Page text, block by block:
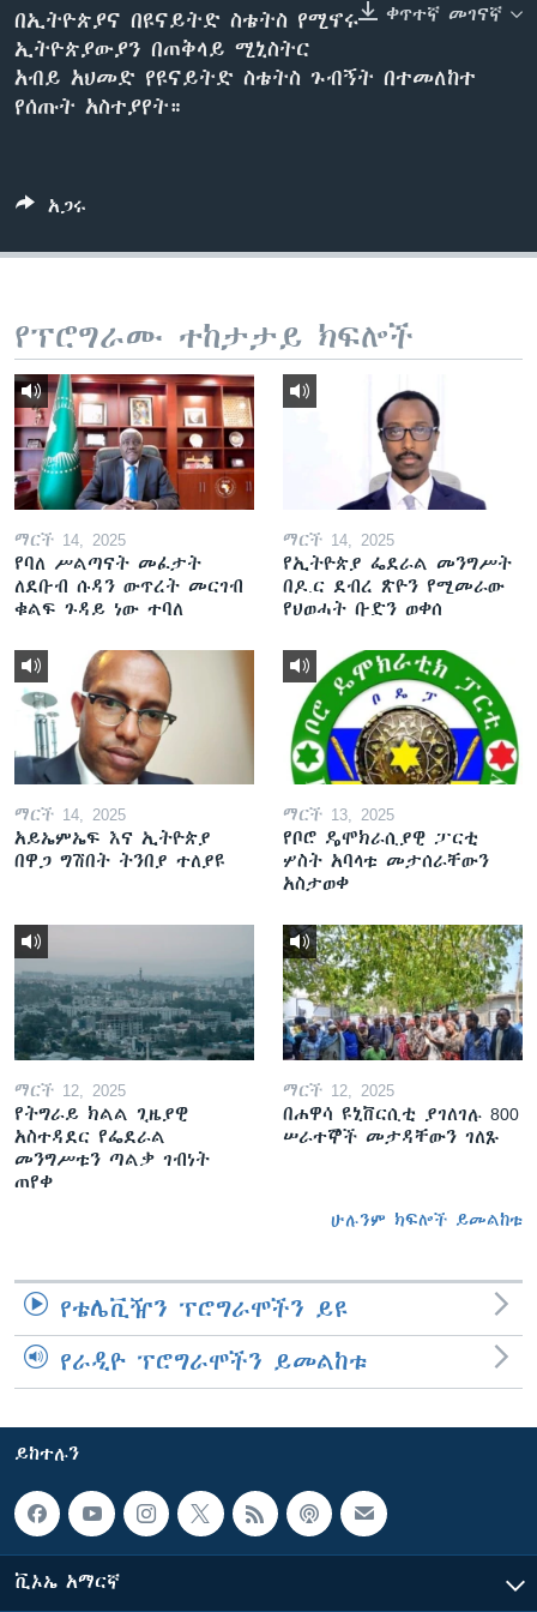
ቋንቋዎች
ቀጥተኛ መገናኛ
በኢትዮጵያና በዩናይትድ ስቴትስ የሚኖሩ
ኢትዮጵያውያን በጠቅላይ ሚኒስትር
አብይ አህመድ የዩናይትድ ስቴትስ ጉብኝት በተመለከተ
የሰጡት አስተያየት።
አጋሩ
የፕሮግራሙ ተከታታይ ክፍሎች
ማርች 14, 2025
የባለ ሥልጣናት መፈታት
ለደቡብ ሱዳን ውጥረት መርገብ
ቁልፍ ጉዳይ ነው ተባለ
ማርች 14, 2025
የኢትዮጵያ ፌደራል መንግሥት
በዶ.ር ደብረ ጽዮን የሚመራው
የህወሓት ቡድን ወቀሰ
ማርች 14, 2025
አይኤምኤፍ እና ኢትዮጵያ
በዋጋ ግሽበት ትንበያ ተለያዩ
ማርች 13, 2025
የቦሮ ዴሞክራሲያዊ ፓርቲ
ሦስት አባላቱ መታሰራቸውን
አስታወቀ
ማርች 12, 2025
የትግራይ ክልል ጊዜያዊ
አስተዳደር የፌደራል
መንግሥቱን ጣልቃ ገብነት
ጠየቀ
ማርች 12, 2025
በሐዋሳ ዩኒቨርሲቲ ያገለገሉ 800
ሠራተኞች መታዳቸውን ገለጹ
ሁሉንም ክፍሎች ይመልከቱ
የቴሌቪዥን ፕሮግራሞችን ይዩ
የራዲዮ ፕሮግራሞችን ይመልከቱ
ይከተሉን
ቪኦኤ አማርኛ